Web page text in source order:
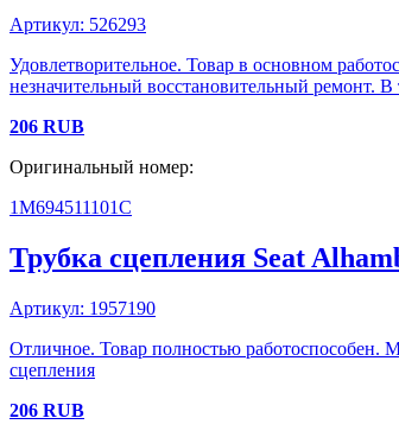
Артикул: 526293
Удовлетворительное. Товар в основном
незначительный восстановительный ремонт.
206 RUB
Оригинальный номер:
1M694511101C
Трубка сцепления Seat
Артикул: 1957190
Отличное. Товар полностью работоспособен.
сцепления
206 RUB